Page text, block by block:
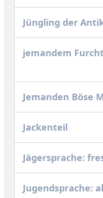
Jüngling der
jemandem
Jemanden Böse
Jackenteil
Jägersprache:
Jugendsprache: